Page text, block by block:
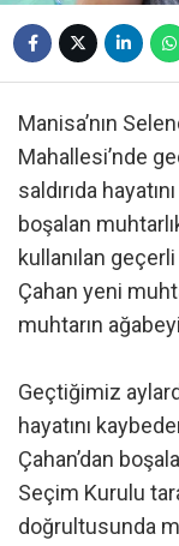
Manisa’nın
Mahallesi’nde
saldırıda
boşalan
kullanılan
Çahan yeni
muhtarın
Geçtiğimiz
hayatını
Çahan’dan
Seçim Kurulu
doğrultusunda